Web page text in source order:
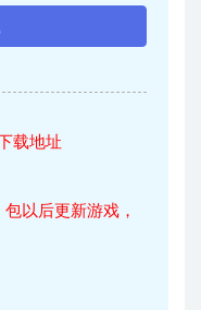
载地址
以后更新游戏，